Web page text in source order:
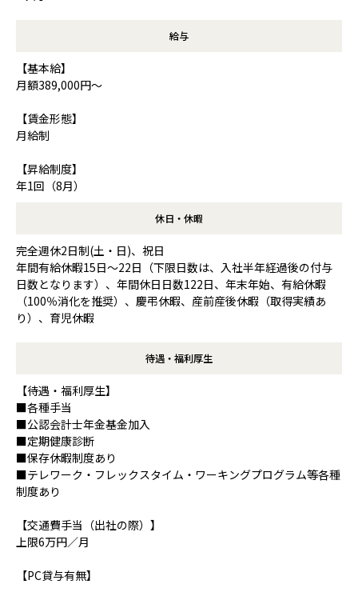
給与
【基本給】
月額389,000円～
【賃金形態】
月給制
【昇給制度】
年1回（8月）
休日・休暇
完全週休2日制(土・日)、祝日
年間有給休暇15日～22日（下限日数は、入社半年経過後の付与
日数となります）、年間休日日数122日、年末年始、有給休暇
（100％消化を推奨）、慶弔休暇、産前産後休暇（取得実績あ
り）、育児休暇
待遇・福利厚生
【待遇・福利厚生】
■各種手当
■公認会計士年金基金加入
■定期健康診断
■保存休暇制度あり
■テレワーク・フレックスタイム・ワーキングプログラム等各種
制度あり
【交通費手当（出社の際）】
上限6万円／月
【PC貸与有無】